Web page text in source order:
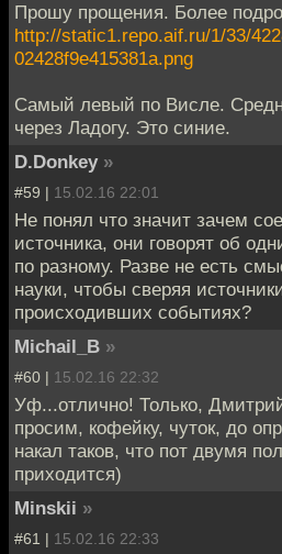
Прошу прощения. Более
http://static1.repo.aif.ru/1/33/
02428f9e415381a.png
Самый левый по Висле.
через Ладогу. Это синие.
D.Donkey »
#59 | 15.02.16 22:01
Не понял что значит зачем
источника, они говорят об
по разному. Разве не есть
науки, чтобы сверяя
происходивших событиях?
Michail_B »
#60 | 15.02.16 22:32
Уф...отлично! Только,
просим, кофейку, чуток, до
накал таков, что пот двумя
приходится)
Minskii »
#61 | 15.02.16 22:33